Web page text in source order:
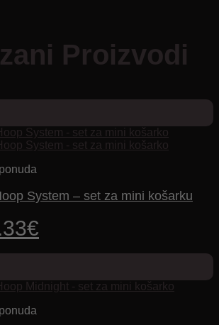
Proizvodi
System – set za mini košarku
€cijena